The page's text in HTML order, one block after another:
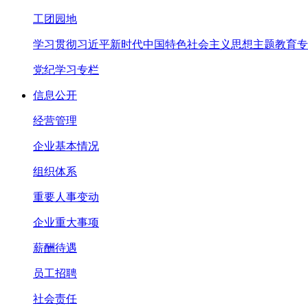
工团园地
学习贯彻习近平新时代中国特色社会主义思想主题教育
党纪学习专栏
信息公开
经营管理
企业基本情况
组织体系
重要人事变动
企业重大事项
薪酬待遇
员工招聘
社会责任